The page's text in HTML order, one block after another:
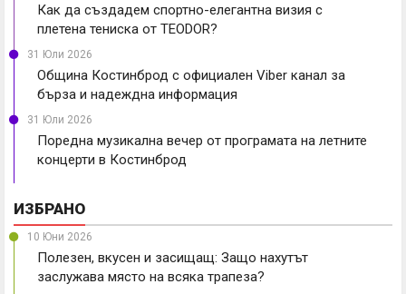
Как да създадем спортно-елегантна визия с
плетена тениска от TEODOR?
31 Юли 2026
Община Костинброд с официален Viber канал за
бърза и надеждна информация
31 Юли 2026
Поредна музикална вечер от програмата на летните
концерти в Костинброд
ИЗБРАНО
10 Юни 2026
Полезен, вкусен и засищащ: Защо нахутът
заслужава място на всяка трапеза?